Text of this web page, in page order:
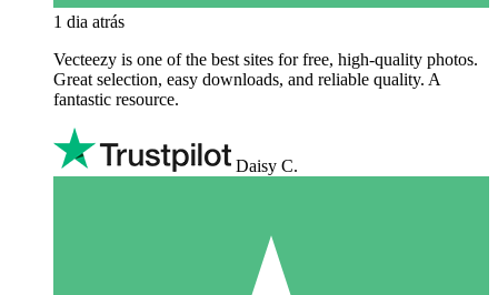
1 dia atrás
Vecteezy is one of the best sites for free, high‑quality photos.
Great selection, easy downloads, and reliable quality. A
fantastic resource.
Daisy C.